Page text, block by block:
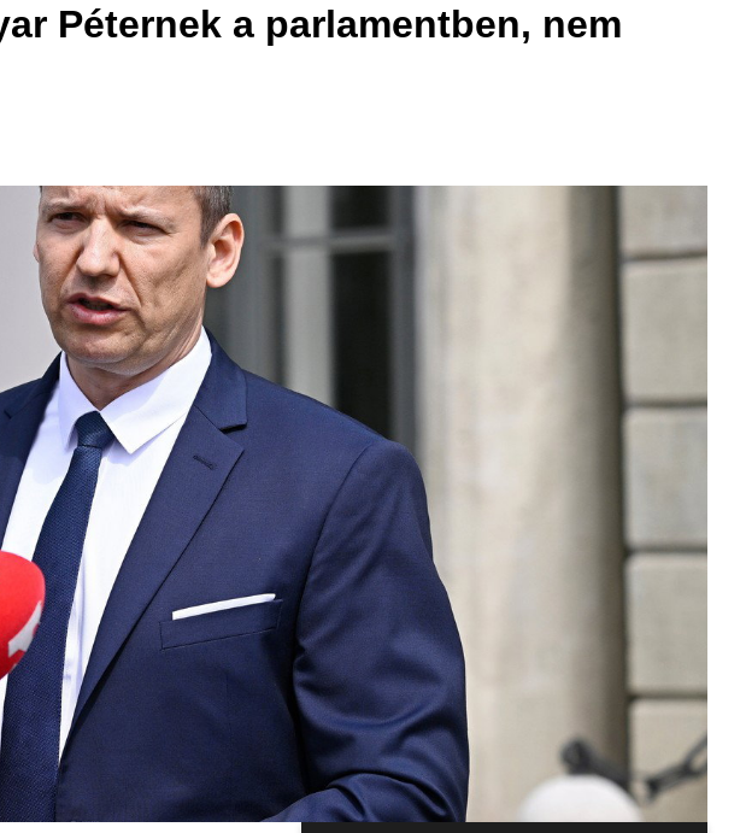
Péternek a parlamentben, nem